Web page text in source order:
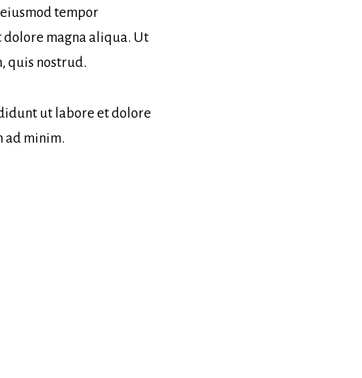
tempor
magna aliqua. Ut
quis nostrud.
ut labore et dolore
ad minim.